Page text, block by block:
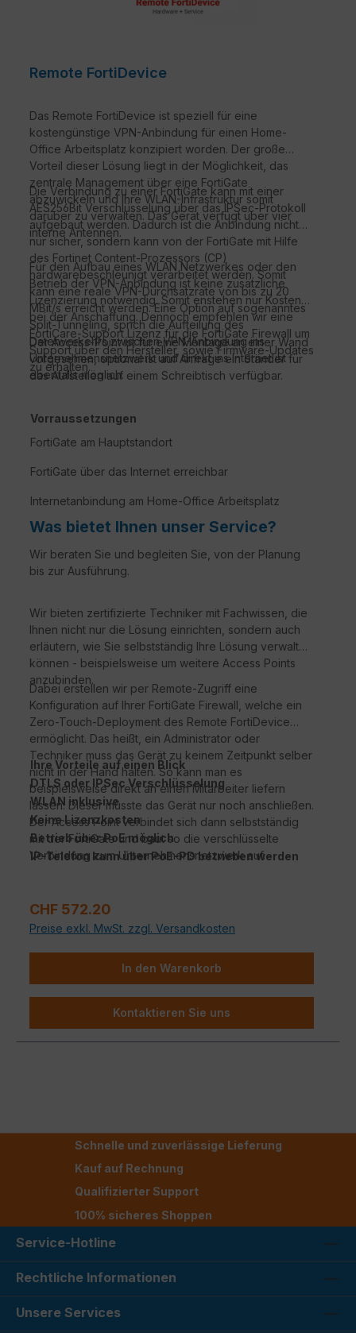
Remote FortiDevice
Das Remote FortiDevice ist speziell für eine
kostengünstige VPN-Anbindung für einen Home-
Office Arbeitsplatz konzipiert worden. Der große
Vorteil dieser Lösung liegt in der Möglichkeit, das
zentrale Management über eine FortiGate
abzuwickeln und Ihre WLAN-Infrastruktur somit
darüber zu verwalten. Das Gerät verfügt über vier
interne Antennen.
Die Verbindung zu einer FortiGate kann mit einer
AES256Bit Verschlüsselung über das IPSec-Protokoll
aufgebaut werden. Dadurch ist die Anbindung nicht
nur sicher, sondern kann von der FortiGate mit Hilfe
des Fortinet Content-Prozessors (CP)
hardwarebeschleunigt verarbeitet werden. Somit
kann eine reale VPN-Durchsatzrate von bis zu 20
MBit/s erreicht werden. Eine Option auf sogenanntes
Split-Tunneling, sprich die Aufteilung des
Datenverkehrs zwischen VPN-Anbindung ins
Unternehmensnetzwerk und direkt ins Internet ist
ebenfalls möglich.
Für den Aufbau eines WLAN Netzwerkes oder den
Betrieb der VPN-Anbindung ist keine zusätzliche
Lizenzierung notwendig. Somit enstehen nur Kosten
bei der Anschaffung. Dennoch empfehlen wir eine
FortiCare-Support Lizenz für die FortiGate Firewall um
Support über den Hersteller, sowie Firmware-Updates
zu erhalten.
Der Access-Point ist für eine Montage an einer Wand
vorgesehen, optional ist auf Anfrage ein Ständer für
das Aufstellen auf einem Schreibtisch verfügbar.
Vorraussetzungen
FortiGate am Hauptstandort
FortiGate über das Internet erreichbar
Internetanbindung am Home-Office Arbeitsplatz
Was bietet Ihnen unser Service?
Wir beraten Sie und begleiten Sie, von der Planung
bis zur Ausführung.
Wir bieten zertifizierte Techniker mit Fachwissen, die
Ihnen nicht nur die Lösung einrichten, sondern auch
erläutern, wie Sie selbstständig Ihre Lösung verwalten
können - beispielsweise um weitere Access Points
anzubinden.
Dabei erstellen wir per Remote-Zugriff eine
Konfiguration auf Ihrer FortiGate Firewall, welche ein
Zero-Touch-Deployment des Remote FortiDevice
ermöglicht. Das heißt, ein Administrator oder
Techniker muss das Gerät zu keinem Zeitpunkt selber
nicht in der Hand halten. So kann man es
beispielsweise direkt an einen Mitarbeiter liefern
lassen. Dieser müsste das Gerät nur noch anschließen.
Der Access Point verbindet sich dann selbstständig
mit der FortiGate und baut so die verschlüsselte
Verbindung zum Unternehmensnetzwerk auf.
Ihre Vorteile auf einen Blick
DTLS oder IPSec Verschlüsselung
WLAN inklusive
Keine Lizenzkosten
Betrieb über PoE möglich
IP-Telefon kann über PoE-PD betrieben werden
Regulärer Preis:
CHF 572.20
Preise exkl. MwSt. zzgl. Versandkosten
In den Warenkorb
Kontaktieren Sie uns
Schnelle und zuverlässige Lieferung
Kauf auf Rechnung
Qualifizierter Support
100% sicheres Shoppen
Service-Hotline
Rechtliche Informationen
Unsere Services